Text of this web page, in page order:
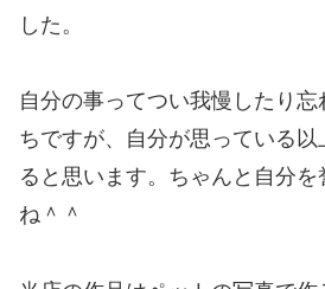
した。
自分の事ってつい我慢したり
ちですが、自分が思っている
ると思います。ちゃんと自分を
ね＾＾